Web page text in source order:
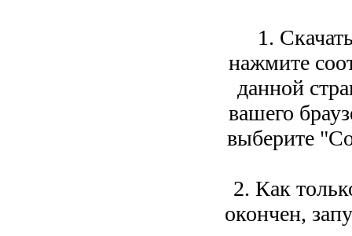
1.
нажмите
данной
вашего
выберите
2. Как
окончен,